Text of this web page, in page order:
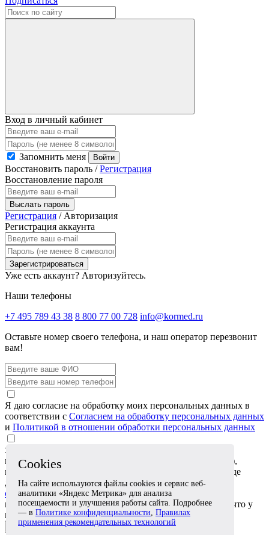
Вход в личный кабинет
Запомнить меня Войти
Восстановить пароль /Регистрация
Восстановление пароля
Выслать пароль
Регистрация / Авторизация
Регистрация аккаунта
Зарегистрироваться
Уже есть аккаунт? Авторизуйтесь.
Наши телефоны
+7 495 789 43 38 8 800 77 00 728 info@kormed.ru
Оставьте номер своего телефона, и наш оператор перезвонит
вам!
Я даю согласие на обработку моих персональных данных в
соответствии с Согласием на обработку персональных данных
и Политикой в отношении обработки персональных данных
Я даю согласие на обработку специальных категорий
персональных данных (сведений о состоянии здоровья),
которые я сообщаю в обращении или прикрепляю в виде
документов, в соответствии с Согласием на обработку
специальных категорий персональных данных
подтверждаю, что эти сведения относятся ко мне либо что у
меня есть согласие лица, к которому они относятся
Отправить заявку
Cookies
На сайте используются файлы cookies и сервис веб-
аналитики «Яндекс Метрика» для анализа
посещаемости и улучшения работы сайта. Подробнее
— в Политике конфиденциальности, Правилах
применения рекомендательных технологий